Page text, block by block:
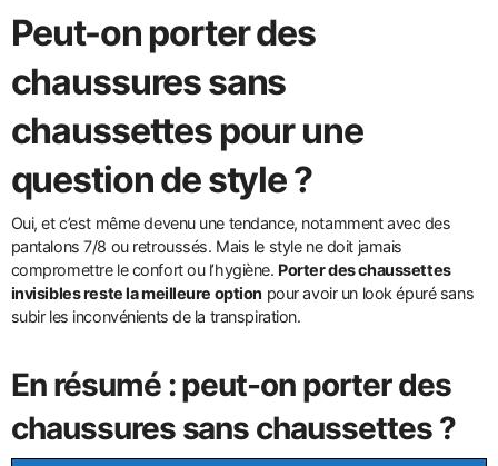
Peut-on porter des
chaussures sans
chaussettes pour une
question de style ?
Oui, et c’est même devenu une tendance, notamment avec des
pantalons 7/8 ou retroussés. Mais le style ne doit jamais
compromettre le confort ou l’hygiène. Porter des chaussettes
invisibles reste la meilleure option pour avoir un look épuré sans
subir les inconvénients de la transpiration.
En résumé : peut-on porter des
chaussures sans chaussettes ?